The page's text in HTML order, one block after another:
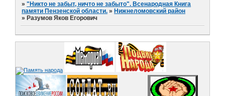
»"Никто не забыт, ничто не забыто". Всенародная Книга
памяти Пензенской области. » Нижнеломовский район
» Разумов Яков Егорович